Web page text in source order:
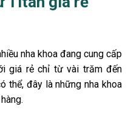
nha khoa đang cung cấp
giá rẻ chỉ từ vài trăm đến
thể, đây là những nha khoa